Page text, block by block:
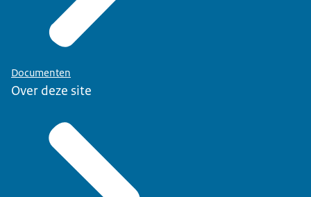
Documenten
Over deze site